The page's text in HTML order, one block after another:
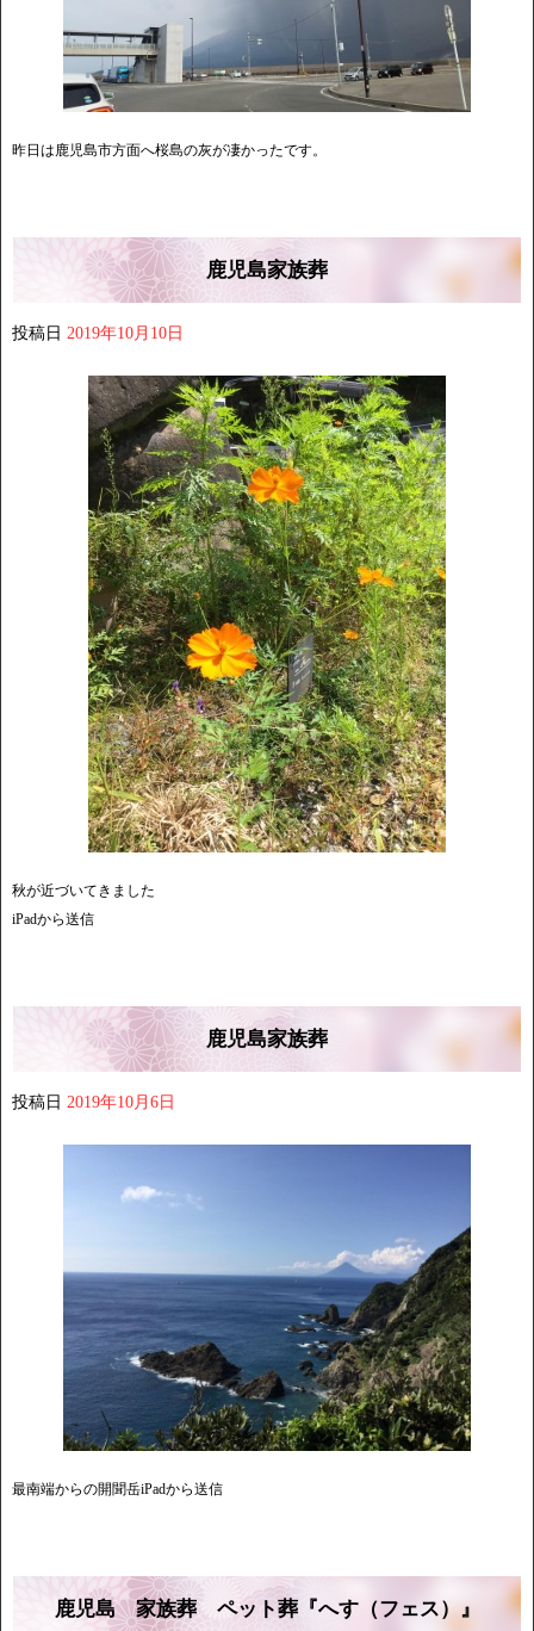
昨日は鹿児島市方面へ桜島の灰が凄かったです。
鹿児島家族葬
投稿日 2019年10月10日
秋が近づいてきました
iPadから送信
鹿児島家族葬
投稿日 2019年10月6日
最南端からの開聞岳iPadから送信
鹿児島 家族葬 ペット葬『へす（フェス）』